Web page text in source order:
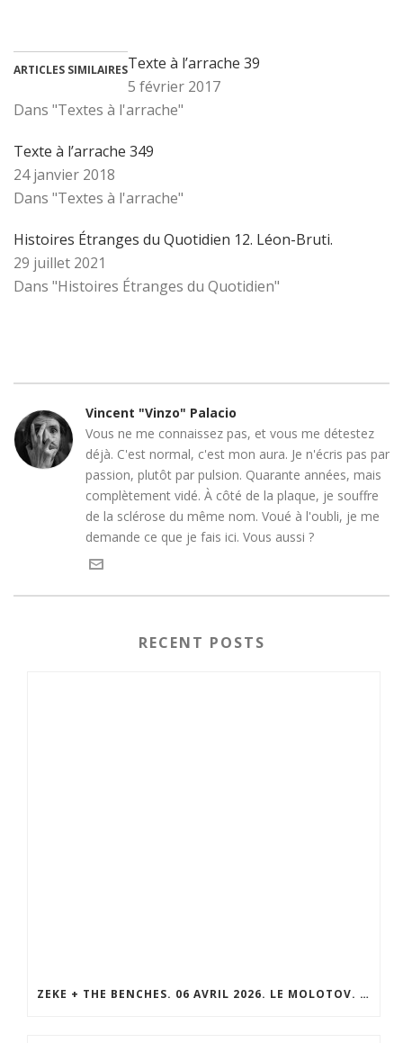
ARTICLES SIMILAIRESTexte à l’arrache 39
5 février 2017
Dans "Textes à l'arrache"
Texte à l’arrache 349
24 janvier 2018
Dans "Textes à l'arrache"
Histoires Étranges du Quotidien 12. Léon-Bruti.
29 juillet 2021
Dans "Histoires Étranges du Quotidien"
Vincent "Vinzo" Palacio
Vous ne me connaissez pas, et vous me détestez
déjà. C'est normal, c'est mon aura. Je n'écris pas par
passion, plutôt par pulsion. Quarante années, mais
complètement vidé. À côté de la plaque, je souffre
de la sclérose du même nom. Voué à l'oubli, je me
demande ce que je fais ici. Vous aussi ?
RECENT POSTS
ZEKE + THE BENCHES. 06 AVRIL 2026. LE MOLOTOV. MARSEILLE